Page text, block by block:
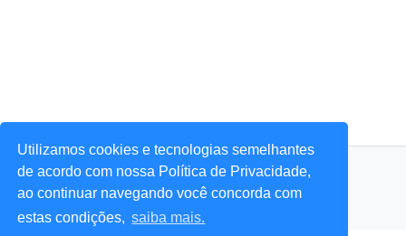
Utilizamos cookies e tecnologias semelhantes
de acordo com nossa Política de Privacidade,
ao continuar navegando você concorda com
estas condições, saiba mais.
© 2026 Portal Agora Sim! — Todos os direitos reservados.